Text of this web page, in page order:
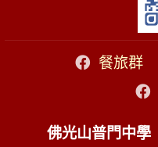
餐旅群
佛光山普門中學